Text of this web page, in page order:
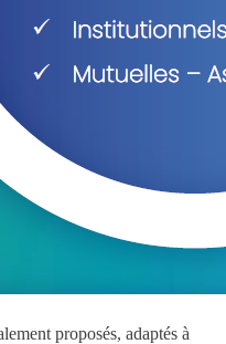
proposés, adaptés à